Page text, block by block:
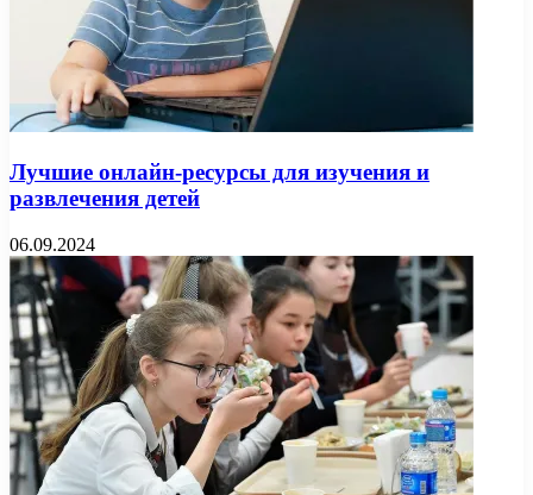
Лучшие онлайн-ресурсы для изучения и
развлечения детей
06.09.2024